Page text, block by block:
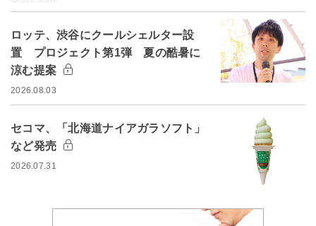
ロッテ、渋谷にクールシェルター設
置 プロジェクト第1弾 夏の酷暑に
涼む提案
2026.08.03
セコマ、「北海道ナイアガラソフト」
など発売
2026.07.31